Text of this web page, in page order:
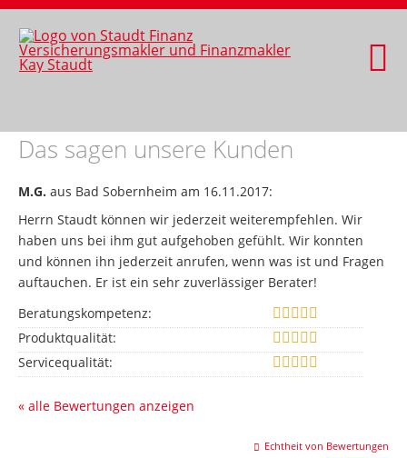
Das sagen unsere Kunden
M.G. aus Bad Sobernheim am 16.11.2017:
Herrn Staudt können wir jederzeit weiterempfehlen. Wir
haben uns bei ihm gut aufgehoben gefühlt. Wir konnten
und können ihn jederzeit anrufen, wenn was ist und Fragen
auftauchen. Er ist ein sehr zuverlässiger Berater!
Beratungskompetenz:
Produktqualität:
Servicequalität:
« alle Bewertungen anzeigen
Echtheit von Bewertungen